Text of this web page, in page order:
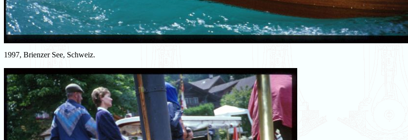
1997, Brienzer See, Schweiz.